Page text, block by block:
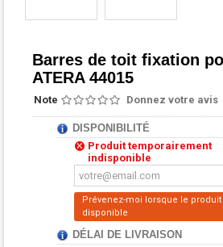
Barres de toit fixation
ATERA 44015
Note Donnez votre avis
DISPONIBILITÉ
Produit temporairement
indisponible
Prévenez-moi lorsque le produit
disponible
DÉLAI DE LIVRAISON